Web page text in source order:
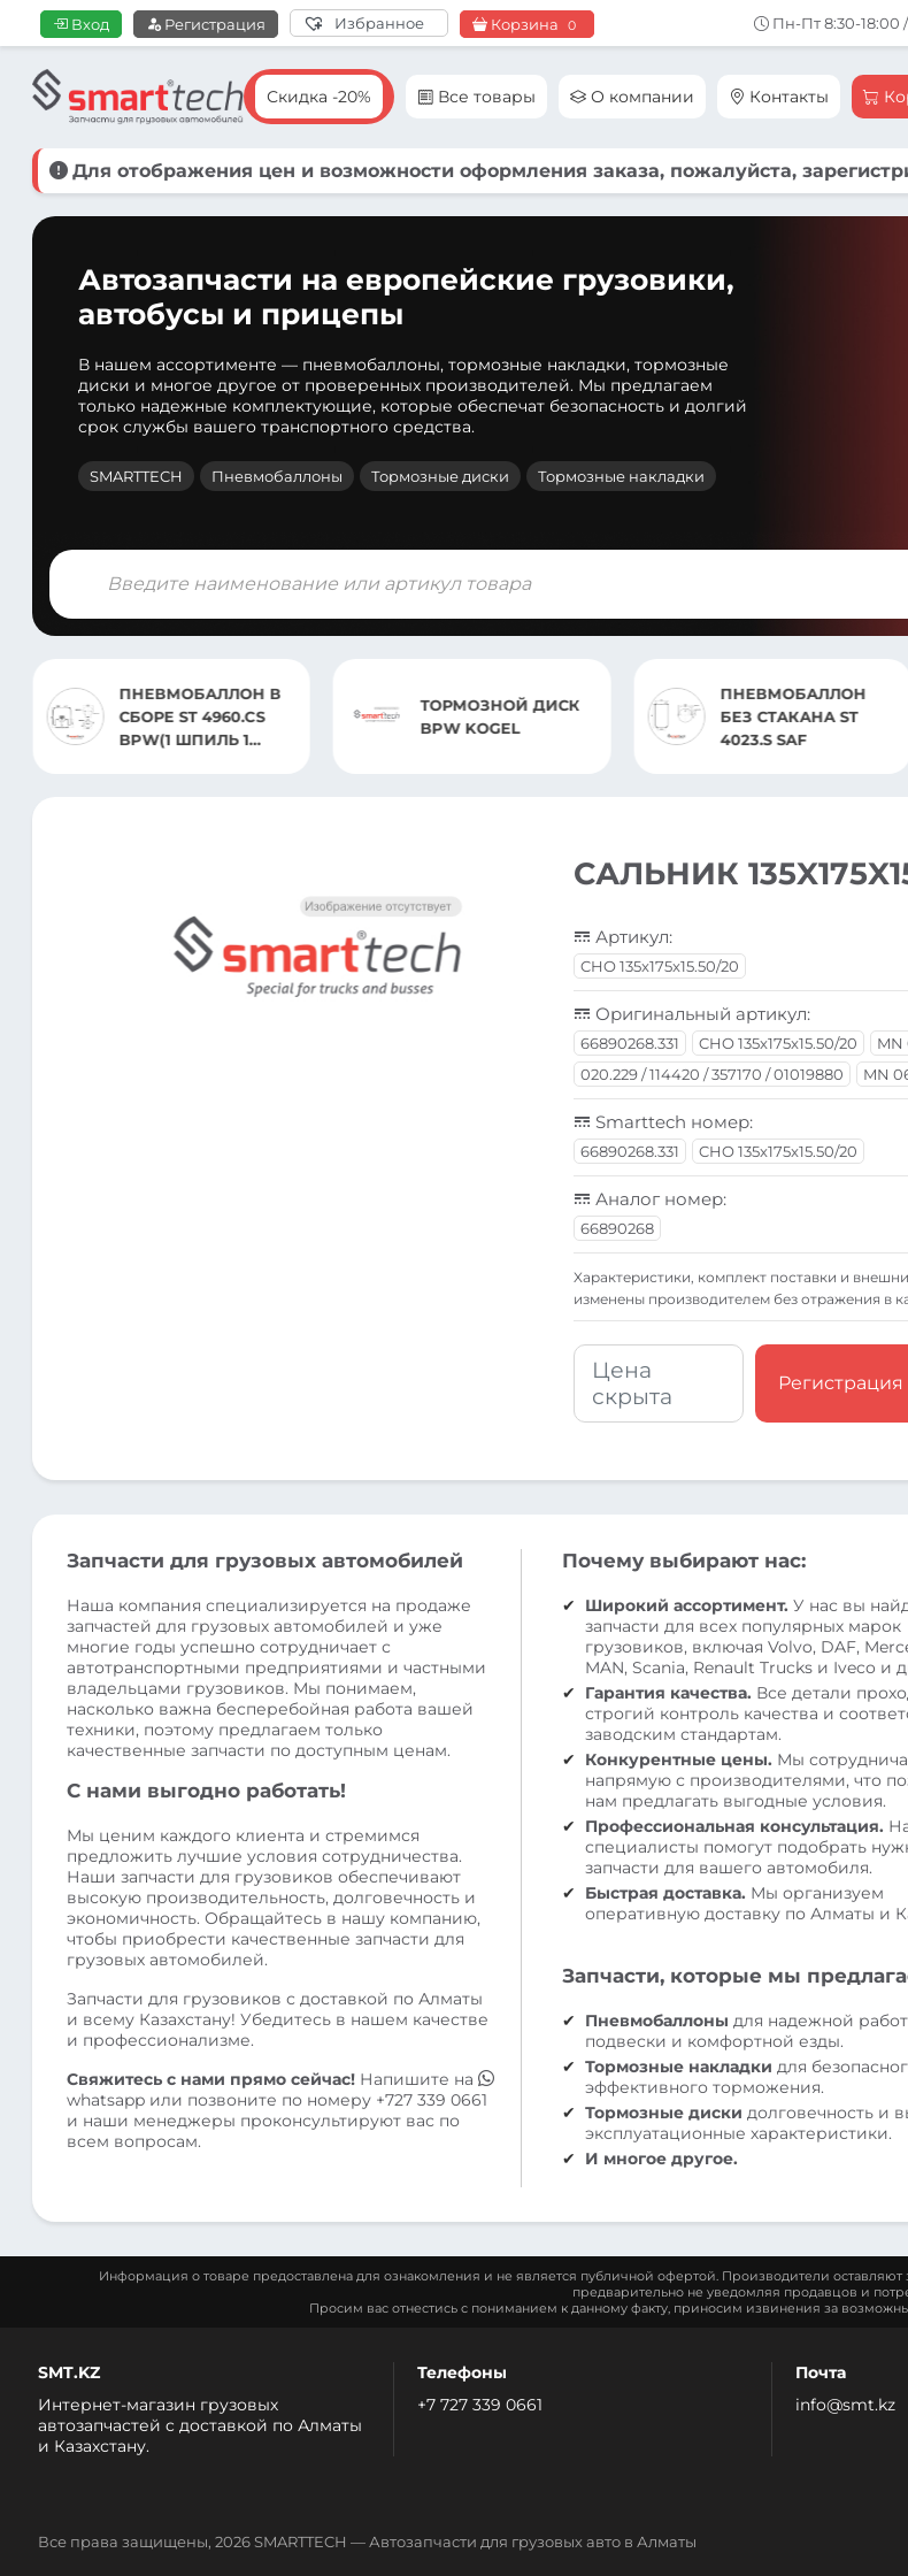
Вход Регистрация Избранное Корзина 0 Пн-Пт 8:30-18:00
Скидка -20% Все товары О компании Контакты
Для отображения цен и возможности оформления заказа, пожалуйста,
Автозапчасти на европейские грузовики,
автобусы и прицепы
В нашем ассортименте — пневмобаллоны, тормозные накладки, тормозные
диски и многое другое от проверенных производителей. Мы предлагаем
только надежные комплектующие, которые обеспечат безопасность и долгий
срок службы вашего транспортного средства.
SMARTTECH Пневмобаллоны Тормозные диски Тормозные накладки
Поиск
товаров
ТОРМОЗНОЙ ДИСК
BPW KOGEL
ПНЕВМОБАЛЛОН
БЕЗ СТАКАНА ST
4023.S SAF
КОРПУС ПОДНОЖКИ
ПРАВЫЙ MB ACTROS
MP2
САЛЬНИК
Артикул:
CHO 135x175x15.50/20
Оригинальный артикул:
66890268.331 CHO 135x175x15.50/20 MN
020.229 / 114420 / 357170 / 01019880
MN
Smarttech номер:
66890268.331 CHO 135x175x15.50/20
Аналог номер:
66890268
Xарактеристики, комплект поставки и
изменены производителем без отражения в
Цена
скрыта
Регистрация
Запчасти для грузовых автомобилей
Наша компания специализируется на продаже
запчастей для грузовых автомобилей и уже
многие годы успешно сотрудничает с
автотранспортными предприятиями и частными
владельцами грузовиков. Мы понимаем,
насколько важна бесперебойная работа вашей
техники, поэтому предлагаем только
качественные запчасти по доступным ценам.
С нами выгодно работать!
Мы ценим каждого клиента и стремимся
предложить лучшие условия сотрудничества.
Наши запчасти для грузовиков обеспечивают
высокую производительность, долговечность и
экономичность. Обращайтесь в нашу компанию,
чтобы приобрести качественные запчасти для
грузовых автомобилей.
Запчасти для грузовиков с доставкой по Алматы
и всему Казахстану! Убедитесь в нашем качестве
и профессионализме.
Свяжитесь с нами прямо сейчас! Напишите на
whatsapp или позвоните по номеру +727 339 0661
и наши менеджеры проконсультируют вас по
всем вопросам.
Почему выбирают нас:
Широкий ассортимент. У нас вы
запчасти для всех популярных марок
грузовиков, включая Volvo, DAF,
MAN, Scania, Renault Trucks и Iveco и
Гарантия качества. Все детали
строгий контроль качества и
заводским стандартам.
Конкурентные цены. Мы
напрямую с производителями, что
нам предлагать выгодные условия.
Профессиональная консультация.
специалисты помогут подобрать
запчасти для вашего автомобиля.
Быстрая доставка. Мы организуем
оперативную доставку по Алматы и
Запчасти, которые мы
Пневмобаллоны для надежной
подвески и комфортной езды.
Тормозные накладки для
эффективного торможения.
Тормозные диски долговечность и
эксплуатационные характеристики.
И многое другое.
Информация о товаре предоставлена для ознакомления и не является публичной офертой. Производители
предварительно не уведомляя продавцов и
Просим вас отнестись с пониманием к данному факту, приносим извинения за
SMT.KZ
Интернет-магазин грузовых
автозапчастей c доставкой по Алматы
и Казахстану.
Телефоны
+7 727 339 0661
Почта
info@smt.kz
Все права защищены, 2026 SMARTTECH — Автозапчасти для грузовых авто в Алматы